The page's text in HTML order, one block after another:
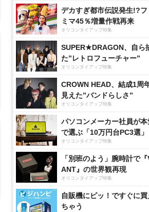
デカすぎ都市伝説発生!?フ
ミマ45％増量作戦再来
オリコンタイアップ特集
SUPER★DRAGON、自ら
た”レトロフューチャー”
オリコンタイアップ特集
CROWN HEAD、結成1周
見えた”バンドらしさ”
オリコンタイアップ特集
パソコンメーカー社員が本
で選ぶ「10万円台PC3選」
オリコンタイアップ特集
「別班のよう」腕時計で
ANT』の世界観再現
オリコンタイアップ特集
自販機にピッ！ですぐに買
ちゃう